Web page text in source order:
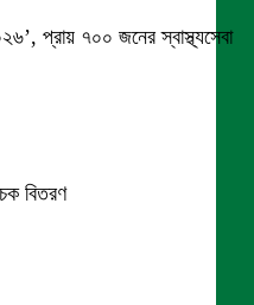
প্রায় ৭০০ জনের স্বাস্থ্যসেবা
বিতরণ